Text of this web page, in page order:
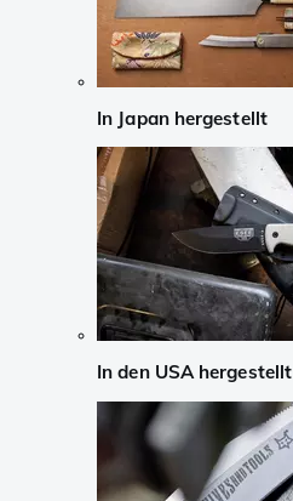
In Japan hergestellt
In den USA hergestellt